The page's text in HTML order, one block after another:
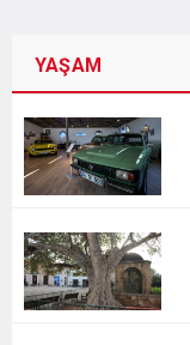
YAŞAM